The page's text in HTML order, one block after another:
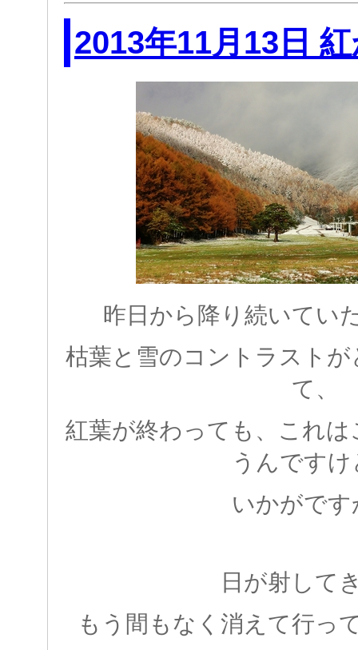
2013年11月13日
昨日から降り続いてい
枯葉と雪のコントラスト
て、
紅葉が終わっても、これ
うんですけ
いかがです
日が射して
もう間もなく消えて行っ